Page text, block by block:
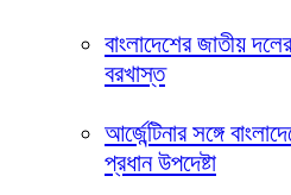
বাংলাদেশের জাতীয়
বরখাস্ত
আর্জেন্টিনার সঙ্গে
প্রধান উপদেষ্টা